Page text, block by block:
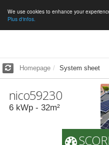
We use cookies to enhance your
Plus d'infos.
Homepage System sheet
nico59230
6 kWp - 32m²